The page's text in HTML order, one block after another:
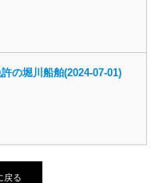
の堀川船舶(2024-07-01)
戻る